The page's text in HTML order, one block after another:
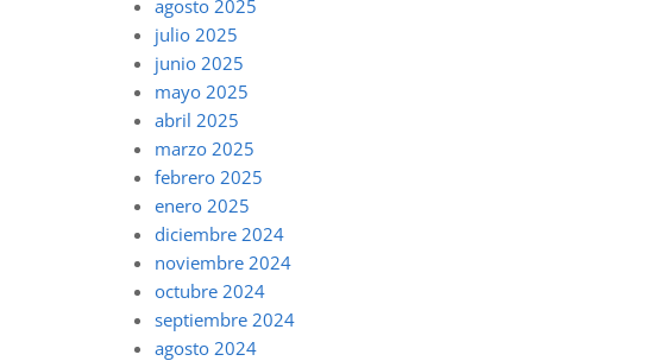
agosto 2025
julio 2025
junio 2025
mayo 2025
abril 2025
marzo 2025
febrero 2025
enero 2025
diciembre 2024
noviembre 2024
octubre 2024
septiembre 2024
agosto 2024